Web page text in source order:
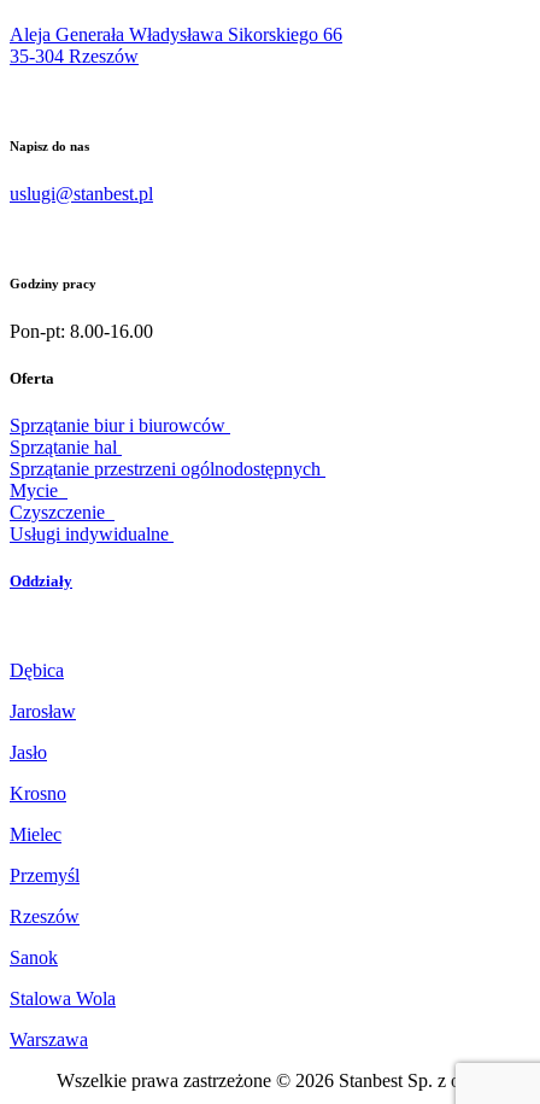
Aleja Generała Władysława Sikorskiego 66
35-304 Rzeszów
Napisz do nas
uslugi@stanbest.pl
Godziny pracy
Pon-pt: 8.00-16.00
Oferta
Sprzątanie biur i biurowców
Sprzątanie hal
Sprzątanie przestrzeni ogólnodostępnych
Mycie
Czyszczenie
Usługi indywidualne
Oddziały
Dębica
Jarosław
Jasło
Krosno
Mielec
Przemyśl
Rzeszów
Sanok
Stalowa Wola
Warszawa
Wszelkie prawa zastrzeżone © 2026 Stanbest Sp. z o. o.